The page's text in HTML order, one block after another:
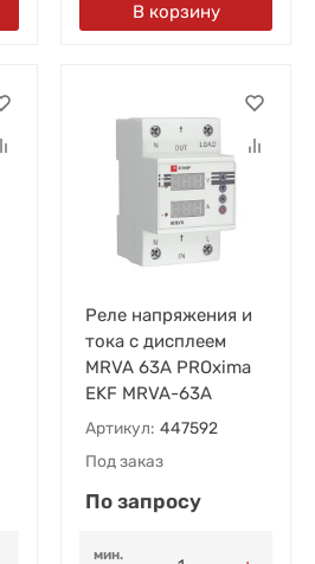
В корзину
Реле напряжения и
тока с дисплеем
MRVA 63А PROxima
EKF MRVA-63A
Артикул: 447592
Под заказ
По запросу
мин.